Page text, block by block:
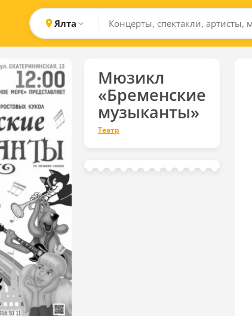
Ялта
​Мюзикл
«Бременские
музыканты»
Театр